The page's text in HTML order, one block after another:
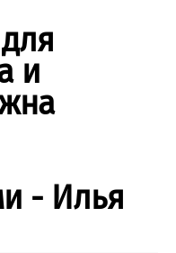
флота
и
- Илья